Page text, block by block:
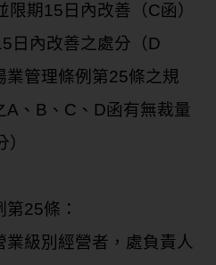
期15日內改善（C函）
日內改善之處分（D
業管理條例第25條之規
A、B、C、D函有無裁量
25條：
業級別經營者，處負責人